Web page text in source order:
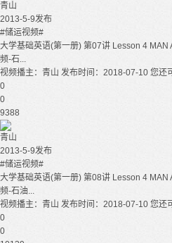
青山
2013-5-9发布
#储运视频#
大学基础英语(第一册) 第07讲 Lesson 4
频-石...
视频播主：青山 发布时间：2018-07-10 您还
0
0
9388
青山
2013-5-9发布
#储运视频#
大学基础英语(第一册) 第08讲 Lesson 4 MAN
频-石油...
视频播主：青山 发布时间：2018-07-10 您还
0
0